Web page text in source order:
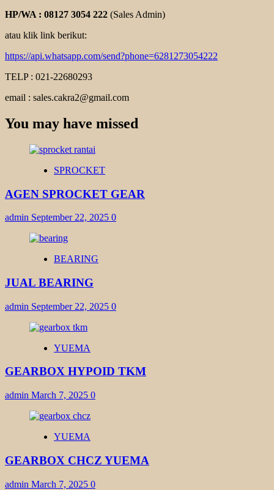
HP/WA : 08127 3054 222 (Sales Admin)
atau klik link berikut:
https://api.whatsapp.com/send?phone=6281273054222
TELP : 021-22680293
email : sales.cakra2@gmail.com
You may have missed
SPROCKET
AGEN SPROCKET GEAR
admin September 22, 2025 0
BEARING
JUAL BEARING
admin September 22, 2025 0
YUEMA
GEARBOX HYPOID TKM
admin March 7, 2025 0
YUEMA
GEARBOX CHCZ YUEMA
admin March 7, 2025 0